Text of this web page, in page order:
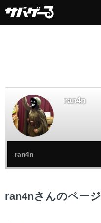
ran4n
ran4n
ran4nさんのページ